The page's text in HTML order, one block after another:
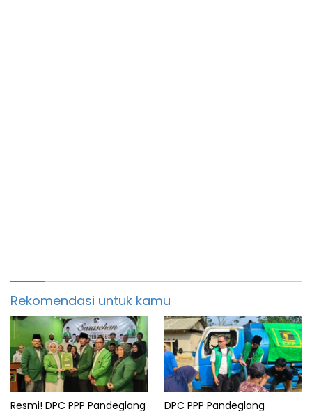
Rekomendasi untuk kamu
Resmi! DPC PPP Pandeglang
DPC PPP Pandeglang